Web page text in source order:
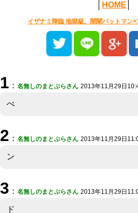
HOME
イザナミ降臨 地獄級、闇闇バットマン
1 ： 名無しのまとぷらさん 2013年11月29日
ぺ
2 ： 名無しのまとぷらさん 2013年11月29日
ン
3 ： 名無しのまとぷらさん 2013年11月29日
ド